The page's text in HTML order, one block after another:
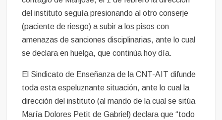
del instituto seguía presionando al otro conserje
(paciente de riesgo) a subir a los pisos con
amenazas de sanciones disciplinarias, ante lo cual
se declara en huelga, que continúa hoy día.
El Sindicato de Enseñanza de la CNT-AIT difunde
toda esta espeluznante situación, ante lo cual la
dirección del instituto (al mando de la cual se sitúa
María Dolores Petit de Gabriel) declara que “todo